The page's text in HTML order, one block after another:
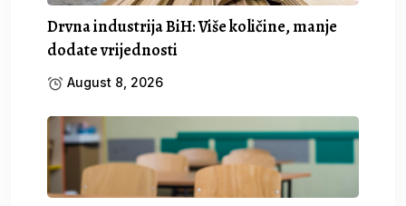
Drvna industrija BiH: Više količine, manje
dodate vrijednosti
August 8, 2026